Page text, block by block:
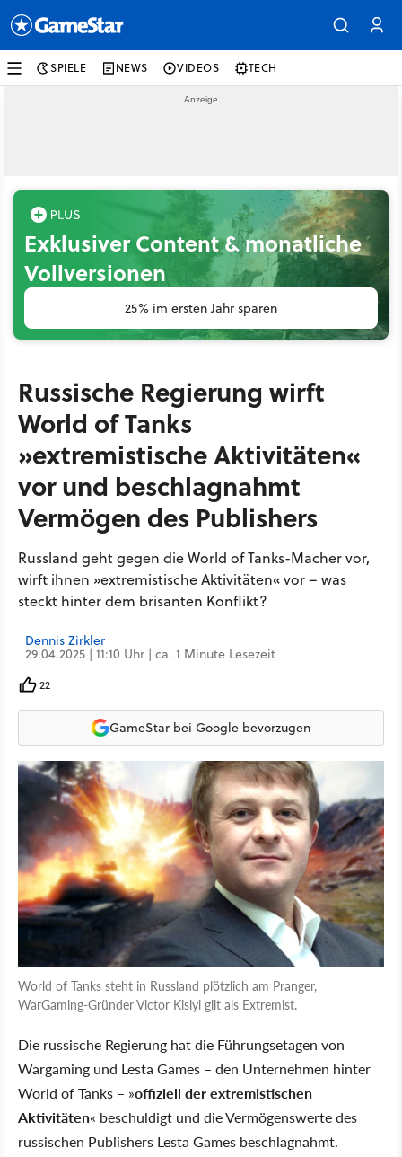
SPIELE NEWS VIDEOS TECH
Exklusiver Content & monatliche
Vollversionen
25% im ersten Jahr sparen
Russische Regierung wirft
World of Tanks
»extremistische Aktivitäten«
vor und beschlagnahmt
Vermögen des Publishers
Russland geht gegen die World of Tanks-Macher vor,
wirft ihnen »extremistische Aktivitäten« vor – was
steckt hinter dem brisanten Konflikt?
Dennis Zirkler
29.04.2025 | 11:10 Uhr | ca. 1 Minute Lesezeit
22
GameStar bei Google bevorzugen
World of Tanks steht in Russland plötzlich am Pranger,
WarGaming-Gründer Victor Kislyi gilt als Extremist.
Die russische Regierung hat die Führungsetagen von
Wargaming und Lesta Games – den Unternehmen hinter
World of Tanks – offiziell der extremistischen
Aktivitäten beschuldigt und die Vermögenswerte des
russischen Publishers Lesta Games beschlagnahmt.